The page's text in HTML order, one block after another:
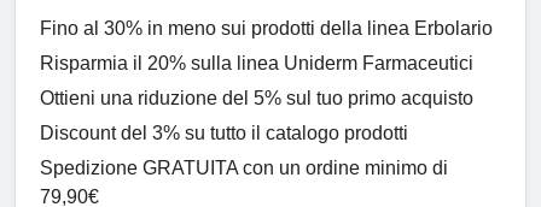
Fino al 30% in meno sui prodotti della linea Erbolario
Risparmia il 20% sulla linea Uniderm Farmaceutici
Ottieni una riduzione del 5% sul tuo primo acquisto
Discount del 3% su tutto il catalogo prodotti
Spedizione GRATUITA con un ordine minimo di
79,90€